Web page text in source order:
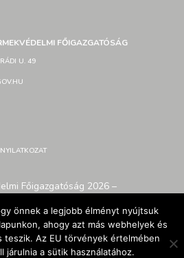
FŐIGAZGATÓSÁG
U. 49
Főigazgatóság 2026 –
önnek a legjobb élményt nyújtsuk
ahogy azt más webhelyek és
teszik. Az EU törvények értelmében
járulnia a sütik használatához.